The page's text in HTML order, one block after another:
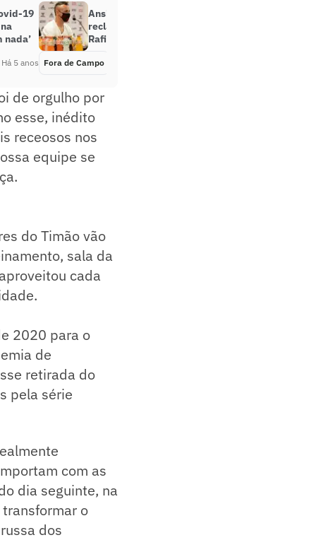
19
nada’
Há 5 anos
Ansiosos, torcedores do Flamengo
reclamam de negociação com
Rafinha: ‘Mercenário’
Fora de Campo
de orgulho por
esse, inédito
receosos nos
equipe se
do Timão vão
sala da
cada
2020 para o
de
retirada do
pela série
com as
dia seguinte, na
o
dos